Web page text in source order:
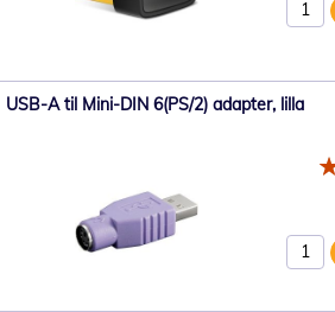
USB-A til Mini-DIN 6(PS/2) adapter, lilla